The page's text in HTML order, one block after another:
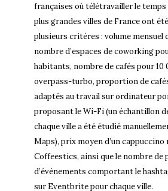
françaises où télétravailler le temps
plus grandes villes de France ont
plusieurs critères : volume mensuel
nombre d’espaces de coworking
habitants, nombre de cafés pour 10
overpass-turbo, proportion de
adaptés au travail sur ordinateur
proposant le Wi-Fi (un échantillon
chaque ville a été étudié
Maps), prix moyen d’un cappuccino
Coffeestics, ainsi que le nombre de
d’événements comportant le
sur Eventbrite pour chaque ville.